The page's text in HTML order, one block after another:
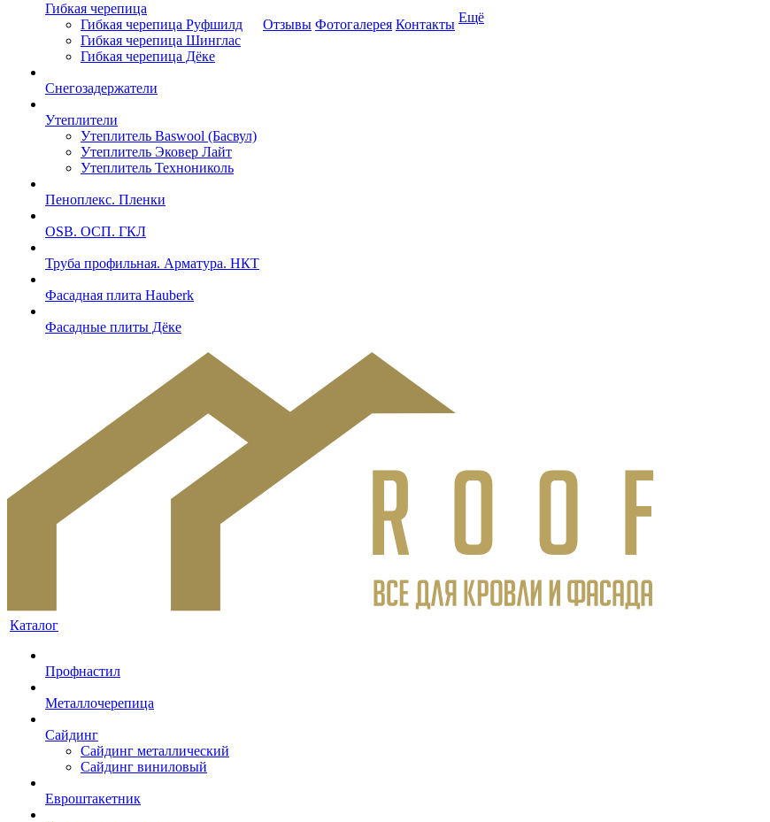
Гибкая черепица
Гибкая черепица Руфшилд
Гибкая черепица Шинглас
Гибкая черепица Дёке
Снегозадержатели
Утеплители
Утеплитель Baswool (Басвул)
Утеплитель Эковер Лайт
Утеплитель Технониколь
Пеноплекс. Пленки
OSB. ОСП. ГКЛ
Труба профильная. Арматура. НКТ
Фасадная плита Hauberk
Фасадные плиты Дёке
Отзывы Фотогалерея Контакты Ещё
Каталог
Профнастил
Металлочерепица
Сайдинг
Сайдинг металлический
Сайдинг виниловый
Евроштакетник